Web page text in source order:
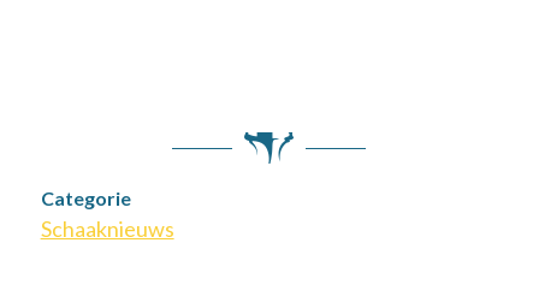
Categorie
Schaaknieuws